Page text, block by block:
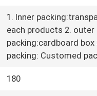
1. Inner
each products 2. outer
packing:cardboard box
packing: Customed
180